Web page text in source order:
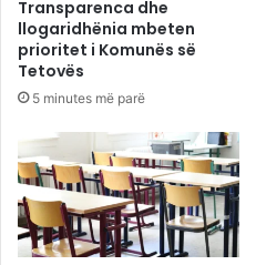
Transparenca dhe
llogaridhënia mbeten
prioritet i Komunës së
Tetovës
5 minutes më parë